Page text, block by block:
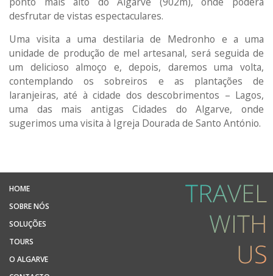
desfrutar de vistas espectaculares.
Uma visita a uma destilaria de Medronho e a uma
unidade de produção de mel artesanal, será seguida de
um delicioso almoço e, depois, daremos uma volta,
contemplando os sobreiros e as plantações de
laranjeiras, até à cidade dos descobrimentos – Lagos,
uma das mais antigas Cidades do Algarve, onde
sugerimos uma visita à Igreja Dourada de Santo António.
HOME
SOBRE NÓS
SOLUÇÕES
TOURS
O ALGARVE